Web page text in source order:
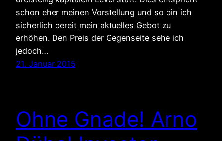
schon eher meinen Vorstellung und so bin ich
sicherlich bereit mein aktuelles Gebot zu
erhöhen. Den Preis der Gegenseite sehe ich
jedoch…
21. Januar 2015
Ohne Gnade! Arno